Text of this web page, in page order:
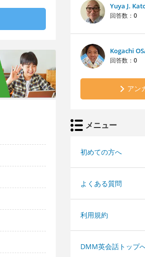
Yuya J.
回答数： 0
Kogachi
回答数： 0
アン
メニュー
初めての方へ
よくある質問
利用規約
DMM英会話トップ